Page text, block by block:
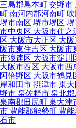
三島郡島本町 交野市
町 南河内郡河南町
堺市南区 堺市堺区 堺
市中央区 大阪市住之
区 大阪市大正区 大
阪市東住吉区 大阪市
市浪速区 大阪市淀川
大阪市西区 大阪市西
阿倍野区 大阪市鶴見
岸和田市 摂津市 東
野市 泉佐野市 泉北
泉南郡田尻町 泉大津
市 豊能郡能勢町 豊
石市